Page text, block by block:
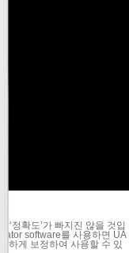
‘정확도’가 빠지진 않을 것입
software를 사용하면 UA
하게 보정하여 사용할 수 있